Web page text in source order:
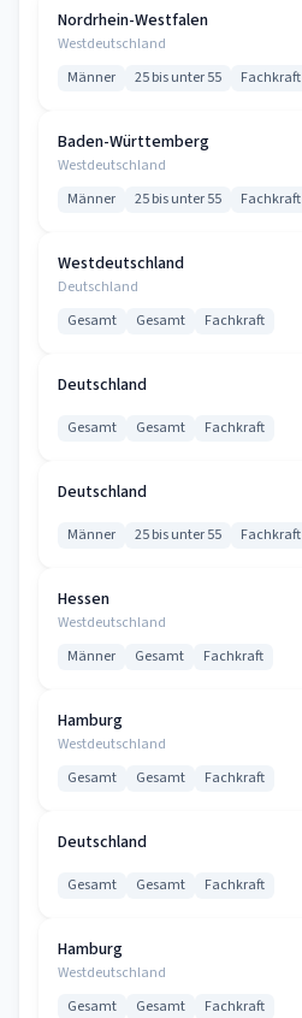
Nordrhein-Westfalen
Westdeutschland
Männer 25 bis unter 55 Fachkraft
Baden-Württemberg
Westdeutschland
Männer 25 bis unter 55 Fachkraft
Westdeutschland
Deutschland
Gesamt Gesamt Fachkraft
Deutschland
Gesamt Gesamt Fachkraft
Deutschland
Männer 25 bis unter 55 Fachkraft
Hessen
Westdeutschland
Männer Gesamt Fachkraft
Hamburg
Westdeutschland
Gesamt Gesamt Fachkraft
Deutschland
Gesamt Gesamt Fachkraft
Hamburg
Westdeutschland
Gesamt Gesamt Fachkraft